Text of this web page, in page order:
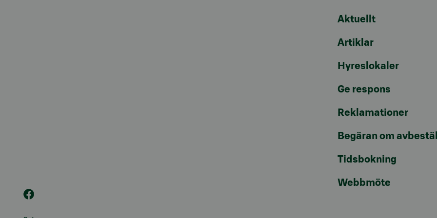
Aktuellt
Artiklar
Hyreslokaler
Ge respons
Reklamationer
Begäran om
Tidsbokning
Webbmöte